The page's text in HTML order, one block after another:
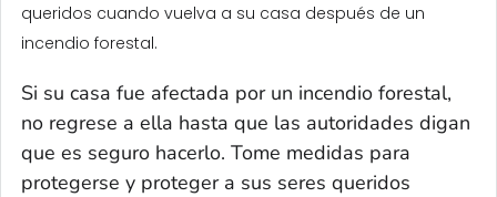
queridos cuando vuelva a su casa después de un
incendio forestal.
Si su casa fue afectada por un incendio forestal,
no regrese a ella hasta que las autoridades digan
que es seguro hacerlo. Tome medidas para
protegerse y proteger a sus seres queridos